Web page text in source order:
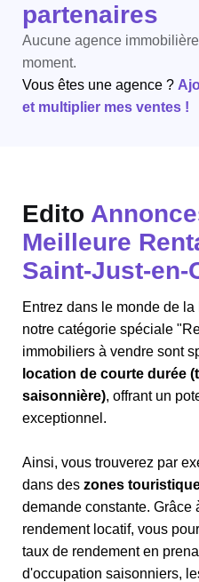
partenaires
Aucune agence
moment.
Vous êtes une agence ?
et multiplier mes ventes !
Edito
Meilleure
Saint-Just-en-
Entrez dans le monde de
notre catégorie spéciale
immobiliers à vendre sont
location de courte durée
saisonnière), offrant un
exceptionnel.
Ainsi, vous trouverez par
dans des zones
demande constante. Grâce
rendement locatif, vous
taux de rendement en
d'occupation saisonniers,